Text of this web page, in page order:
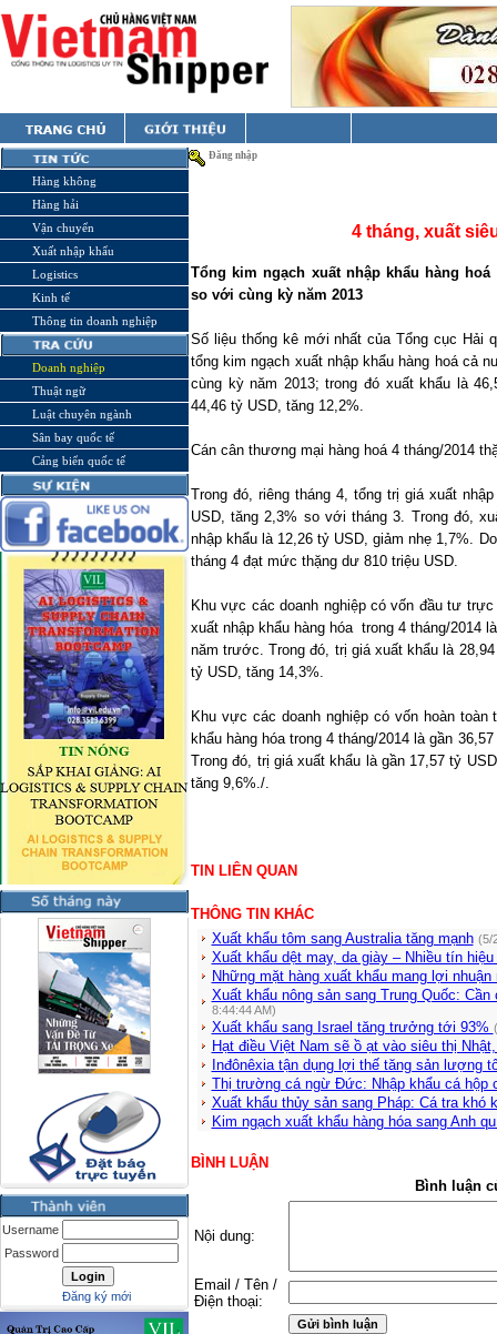
Hàng không
Hàng hải
Vận chuyển
Xuất nhập khẩu
Logistics
Kinh tế
Thông tin doanh nghiệp
Doanh nghiệp
Thuật ngữ
Luật chuyên ngành
Sân bay quốc tế
Cảng biển quốc tế
Username
Password
Đăng ký mới
Đăng nhập
4 tháng, xuất
Tổng kim ngạch xuất nhập khẩu hàng
so với cùng kỳ năm 2013
Số liệu thống kê mới nhất của Tổng cục Hải
tổng kim ngạch xuất nhập khẩu hàng hoá cả
cùng kỳ năm 2013; trong đó xuất khẩu là
44,46 tỷ USD, tăng 12,2%.
Cán cân thương mại hàng hoá 4 tháng/2014
Trong đó, riêng tháng 4, tổng trị giá xuất
USD, tăng 2,3% so với tháng 3. Trong đó,
nhập khẩu là 12,26 tỷ USD, giảm nhẹ 1,7%.
tháng 4 đạt mức thặng dư 810 triệu USD.
Khu vực các doanh nghiệp có vốn đầu tư
xuất nhập khẩu hàng hóa trong 4 tháng/2014
năm trước. Trong đó, trị giá xuất khẩu là
tỷ USD, tăng 14,3%.
Khu vực các doanh nghiệp có vốn hoàn
khẩu hàng hóa trong 4 tháng/2014 là gần
Trong đó, trị giá xuất khẩu là gần 17,57 tỷ
tăng 9,6%./.
TIN LIÊN QUAN
THÔNG TIN KHÁC
Xuất khẩu tôm sang Australia tăng mạnh (5/
Xuất khẩu dệt may, da giày – Nhiều tín
Những mặt hàng xuất khẩu mang lợi nhuận
Xuất khẩu nông sản sang Trung Quốc:
8:44:44 AM)
Xuất khẩu sang Israel tăng trưởng tới 93%
Hạt điều Việt Nam sẽ ồ ạt vào siêu thị
Inđônêxia tận dụng lợi thế tăng sản lượng
Thị trường cá ngừ Đức: Nhập khẩu cá hộp
Xuất khẩu thủy sản sang Pháp: Cá tra khó
Kim ngạch xuất khẩu hàng hóa sang Anh
BÌNH LUẬN
Bình luận
Nội dung:
Email / Tên /
Điện thoại: